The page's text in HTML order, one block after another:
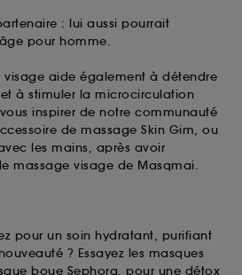
: lui aussi pourrait
pour homme.
visage aide également à détendre
à stimuler la microcirculation
inspirer de notre communauté
de massage Skin Gim, ou
les mains, après avoir
massage visage de Masqmai.
pour un soin hydratant, purifiant
? Essayez les masques
boue Sephora, pour une détox